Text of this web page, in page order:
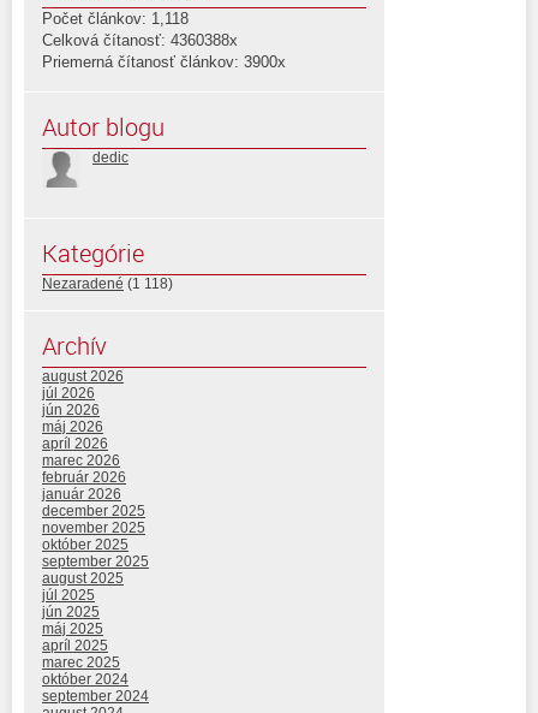
Počet článkov: 1,118
Celková čítanosť: 4360388x
Priemerná čítanosť článkov: 3900x
Autor blogu
dedic
Kategórie
Nezaradené (1 118)
Archív
august 2026
júl 2026
jún 2026
máj 2026
apríl 2026
marec 2026
február 2026
január 2026
december 2025
november 2025
október 2025
september 2025
august 2025
júl 2025
jún 2025
máj 2025
apríl 2025
marec 2025
október 2024
september 2024